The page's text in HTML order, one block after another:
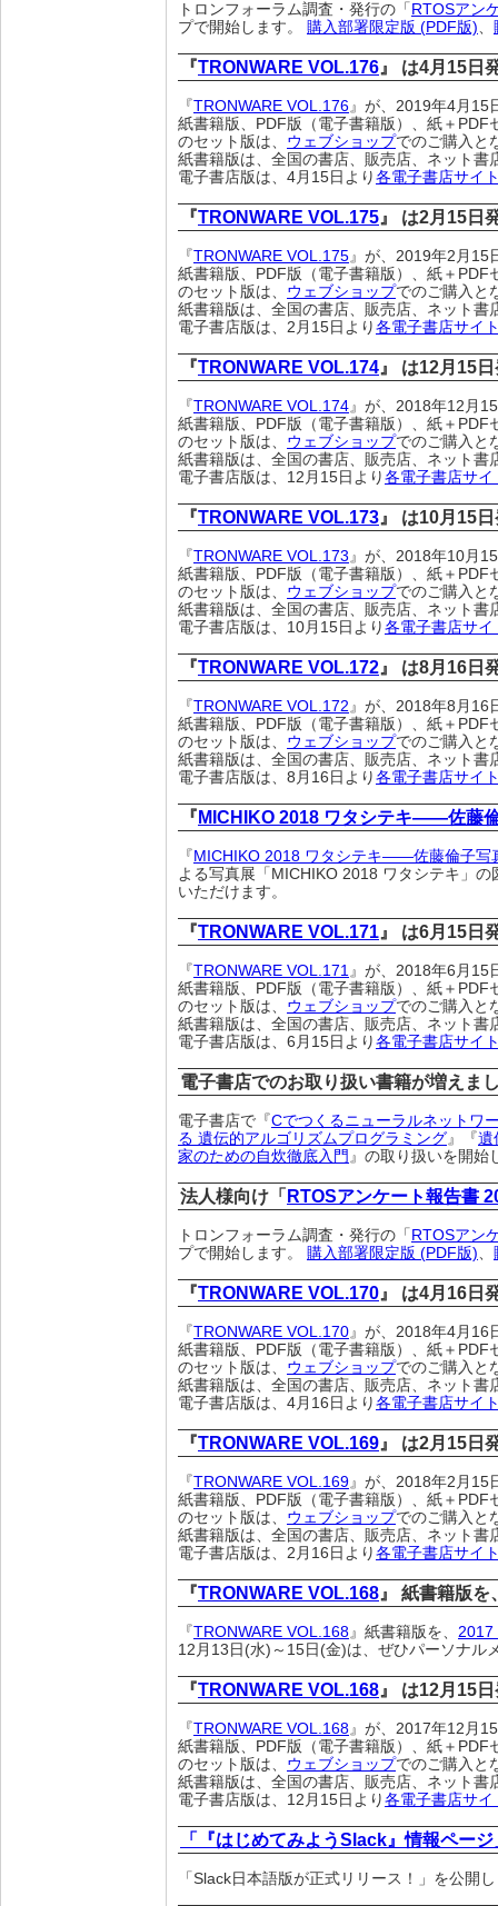
トロンフォーラム調査・発行の「 RTOSアン
プで開始します。 購入部署限定版 (PDF版)、
『TRONWARE VOL.176 』 は4月15日
『TRONWARE VOL.176』が、2019年4月15
紙書籍版、PDF版（電子書籍版）、紙＋
のセット版は、 ウェブショップでのご購入と
紙書籍版は、全国の書店、販売店、ネット書
電子書店版は、4月15日より 各電子書店サイ
『TRONWARE VOL.175 』 は2月15日
『TRONWARE VOL.175』が、2019年2月15
紙書籍版、PDF版（電子書籍版）、紙＋
のセット版は、 ウェブショップでのご購入と
紙書籍版は、全国の書店、販売店、ネット書
電子書店版は、2月15日より 各電子書店サイ
『TRONWARE VOL.174 』 は12月15
『TRONWARE VOL.174』が、2018年12月
紙書籍版、PDF版（電子書籍版）、紙＋
のセット版は、 ウェブショップでのご購入と
紙書籍版は、全国の書店、販売店、ネット書
電子書店版は、12月15日より 各電子書店サイ
『TRONWARE VOL.173 』 は10月15
『TRONWARE VOL.173 』が、2018年10月
紙書籍版、PDF版（電子書籍版）、紙＋
のセット版は、 ウェブショップでのご購入と
紙書籍版は、全国の書店、販売店、ネット書
電子書店版は、10月15日より 各電子書店サイ
『TRONWARE VOL.172 』 は8月16日
『TRONWARE VOL.172 』が、2018年8月16
紙書籍版、PDF版（電子書籍版）、紙＋
のセット版は、 ウェブショップでのご購入と
紙書籍版は、全国の書店、販売店、ネット書
電子書店版は、8月16日より 各電子書店サイ
『 MICHIKO 2018 ワタシテキ――佐藤
『 MICHIKO 2018 ワタシテキ――佐藤倫子写
よる写真展「MICHIKO 2018 ワタシテキ」
いただけます。
『TRONWARE VOL.171 』 は6月15日
『TRONWARE VOL.171』が、2018年6月15
紙書籍版、PDF版（電子書籍版）、紙＋
のセット版は、 ウェブショップでのご購入と
紙書籍版は、全国の書店、販売店、ネット書
電子書店版は、6月15日より 各電子書店サイ
電子書店でのお取り扱い書籍が増えま
電子書店で『Cでつくるニューラルネットワ
る 遺伝的アルゴリズムプログラミング』『遺
家のための自炊徹底入門 』の取り扱いを開始
法人様向け「 RTOSアンケート報告書
トロンフォーラム調査・発行の「 RTOSアン
プで開始します。 購入部署限定版 (PDF版)、
『TRONWARE VOL.170 』 は4月16日
『TRONWARE VOL.170』が、2018年4月16
紙書籍版、PDF版（電子書籍版）、紙＋
のセット版は、 ウェブショップでのご購入と
紙書籍版は、全国の書店、販売店、ネット書
電子書店版は、4月16日より 各電子書店サイ
『TRONWARE VOL.169 』 は2月15日
『TRONWARE VOL.169』が、2018年2月15
紙書籍版、PDF版（電子書籍版）、紙＋
のセット版は、 ウェブショップでのご購入と
紙書籍版は、全国の書店、販売店、ネット書
電子書店版は、2月16日より 各電子書店サイ
『TRONWARE VOL.168 』 紙書籍版を
『TRONWARE VOL.168』紙書籍版を、 2017
12月13日(水)～15日(金)は、ぜひパーソナル
『TRONWARE VOL.168 』 は12月15
『TRONWARE VOL.168』が、2017年12月
紙書籍版、PDF版（電子書籍版）、紙＋
のセット版は、 ウェブショップでのご購入と
紙書籍版は、全国の書店、販売店、ネット書
電子書店版は、12月15日より 各電子書店サイ
「『はじめてみようSlack』情報ページ
「Slack日本語版が正式リリース！」を公開